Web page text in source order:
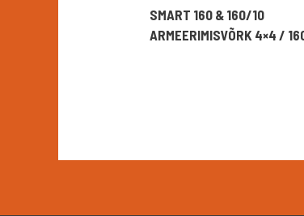
SMART 160 & 160/10
ARMEERIMISVÕRK 4×4 /